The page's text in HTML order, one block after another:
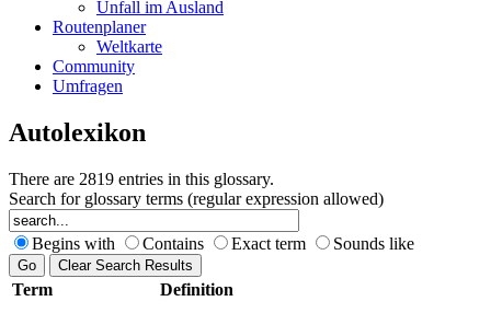
Unfall im Ausland
Routenplaner
Weltkarte
Community
Umfragen
Autolexikon
There are 2819 entries in this glossary.
Search for glossary terms (regular expression allowed)
Begins with Contains Exact term Sounds like
Term Definition